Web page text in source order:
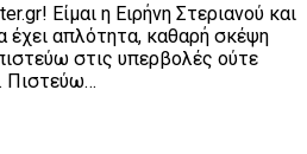
Είμαι η Ειρήνη Στεριανού και
απλότητα, καθαρή σκέψη
στις υπερβολές ούτε
Πιστεύω…